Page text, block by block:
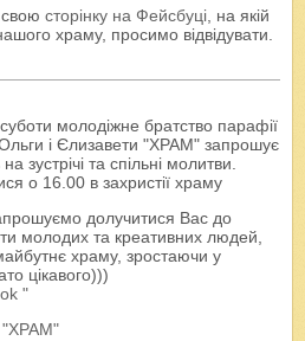
сторінку на Фейсбуці, на якій
храму, просимо відвідувати.
молодіжне братство парафії
і Єлизавети "ХРАМ" запрошує
зустрічі та спільні молитви.
о 16.00 в захристії храму
долучитися Вас до
молодих та креативних людей,
храму, зростаючи у
цікавого)))
"
"ХРАМ"